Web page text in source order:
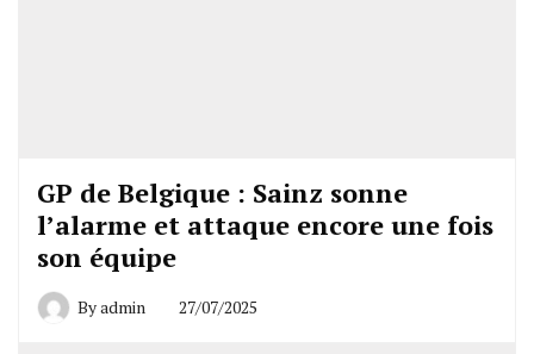
GP de Belgique : Sainz sonne
l’alarme et attaque encore une fois
son équipe
Byadmin 27/07/2025